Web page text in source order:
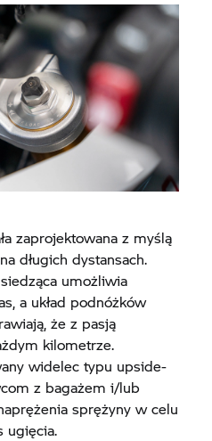
zaprojektowana z myślą
długich dystansach.
umożliwia
a układ podnóżków
że z pasją
kilometrze.
widelec typu upside-
z bagażem i/lub
sprężyny w celu
ugięcia.